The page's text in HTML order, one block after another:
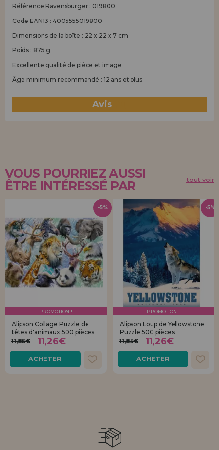
Référence Ravensburger : 019800
Code EAN13 : 4005555019800
Dimensions de la boîte : 22 x 22 x 7 cm
Poids : 875 g
Excellente qualité de pièce et image
Âge minimum recommandé : 12 ans et plus
Avis
VOUS POURRIEZ AUSSI
ÊTRE INTÉRESSÉ PAR
tout voir
PROMOTION !
Alipson Collage Puzzle de
têtes d'animaux 500 pièces
11,85€
11,26€
ACHETER
-5%
PROMOTION !
Alipson Loup de Yellowstone
Puzzle 500 pièces
11,85€
11,26€
ACHETER
-5%